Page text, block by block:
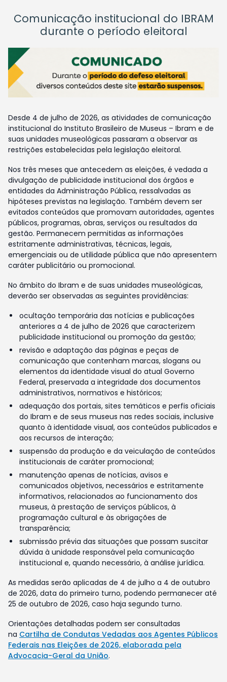
Comunicação institucional do IBRAM
durante o período eleitoral
Desde 4 de julho de 2026, as atividades de comunicação
institucional do Instituto Brasileiro de Museus – Ibram e de
suas unidades museológicas passaram a observar as
restrições estabelecidas pela legislação eleitoral.
Nos três meses que antecedem as eleições, é vedada a
divulgação de publicidade institucional dos órgãos e
entidades da Administração Pública, ressalvadas as
hipóteses previstas na legislação. Também devem ser
evitados conteúdos que promovam autoridades, agentes
públicos, programas, obras, serviços ou resultados da
gestão. Permanecem permitidas as informações
estritamente administrativas, técnicas, legais,
emergenciais ou de utilidade pública que não apresentem
caráter publicitário ou promocional.
No âmbito do Ibram e de suas unidades museológicas,
deverão ser observadas as seguintes providências:
ocultação temporária das notícias e publicações
anteriores a 4 de julho de 2026 que caracterizem
publicidade institucional ou promoção da gestão;
revisão e adaptação das páginas e peças de
comunicação que contenham marcas, slogans ou
elementos da identidade visual do atual Governo
Federal, preservada a integridade dos documentos
administrativos, normativos e históricos;
adequação dos portais, sites temáticos e perfis oficiais
do Ibram e de seus museus nas redes sociais, inclusive
quanto à identidade visual, aos conteúdos publicados e
aos recursos de interação;
suspensão da produção e da veiculação de conteúdos
institucionais de caráter promocional;
manutenção apenas de notícias, avisos e
comunicados objetivos, necessários e estritamente
informativos, relacionados ao funcionamento dos
museus, à prestação de serviços públicos, à
programação cultural e às obrigações de
transparência;
submissão prévia das situações que possam suscitar
dúvida à unidade responsável pela comunicação
institucional e, quando necessário, à análise jurídica.
As medidas serão aplicadas de 4 de julho a 4 de outubro
de 2026, data do primeiro turno, podendo permanecer até
25 de outubro de 2026, caso haja segundo turno.
Orientações detalhadas podem ser consultadas
na Cartilha de Condutas Vedadas aos Agentes Públicos
Federais nas Eleições de 2026, elaborada pela
Advocacia-Geral da União.